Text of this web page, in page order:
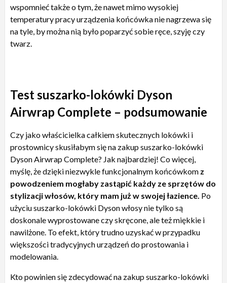
wspomnieć także o tym, że nawet mimo wysokiej
temperatury pracy urządzenia końcówka nie nagrzewa się
na tyle, by można nią było poparzyć sobie ręce, szyję czy
twarz.
Test suszarko-lokówki Dyson
Airwrap Complete – podsumowanie
Czy jako właścicielka całkiem skutecznych lokówki i
prostownicy skusiłabym się na zakup suszarko-lokówki
Dyson Airwrap Complete? Jak najbardziej! Co więcej,
myślę, że dzięki niezwykle funkcjonalnym końcówkom z
powodzeniem mogłaby zastąpić każdy ze sprzętów do
stylizacji włosów, który mam już w swojej łazience. Po
użyciu suszarko-lokówki Dyson włosy nie tylko są
doskonale wyprostowane czy skręcone, ale też miękkie i
nawilżone. To efekt, który trudno uzyskać w przypadku
większości tradycyjnych urządzeń do prostowania i
modelowania.
Kto powinien się zdecydować na zakup suszarko-lokówki